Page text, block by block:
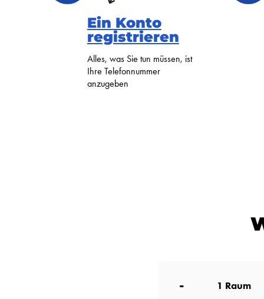
Ein Konto
registrieren
Alles, was Sie tun müssen, ist
Ihre Telefonnummer
anzugeben
- 1 Raum